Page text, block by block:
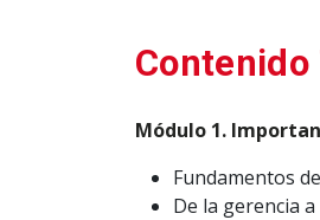
Módulo 1.
Fundamentos
De la gerencia